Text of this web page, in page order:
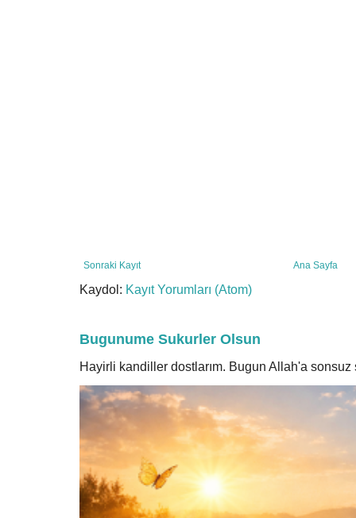
Sonraki Kayıt Ana Sayfa
Kaydol: Kayıt Yorumları (Atom)
Bugunume Sukurler Olsun
Hayirli kandiller dostlarım. Bugun Allah'a